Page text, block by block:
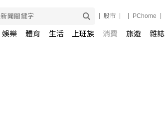
股市 PChome
娛樂 體育 生活 上班族 消費 旅遊 雜誌